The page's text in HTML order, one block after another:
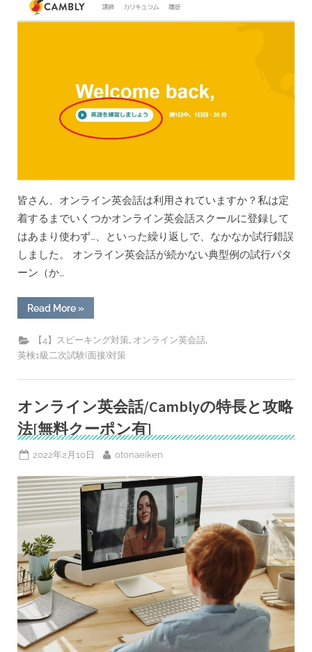
か
問
皆さん、オンライン英会話は利用されていますか？私は定
着するまでいくつかオンライン英会話スクールに登録して
はあまり使わず…、といった繰り返しで、なかなか試行錯誤
しました。 オンライン英会話が続かない典型例の試行パタ
ーン（か…
Read More“ネ
イ
ィ
試
て
怖
く
な
オ
ラ
イ
ン
英
会
話
Cambly
で
ネ
イ
テ
ィ
ブ
英
語
慣
れ”
»
【4】スピーキング対策 オンライン英会話
英検1級二次試験(面接)対策
オンライン英会話/Camblyの特長と攻略
法[無料クーポン有]
Posted
2022年2月10日 By
otonaeiken